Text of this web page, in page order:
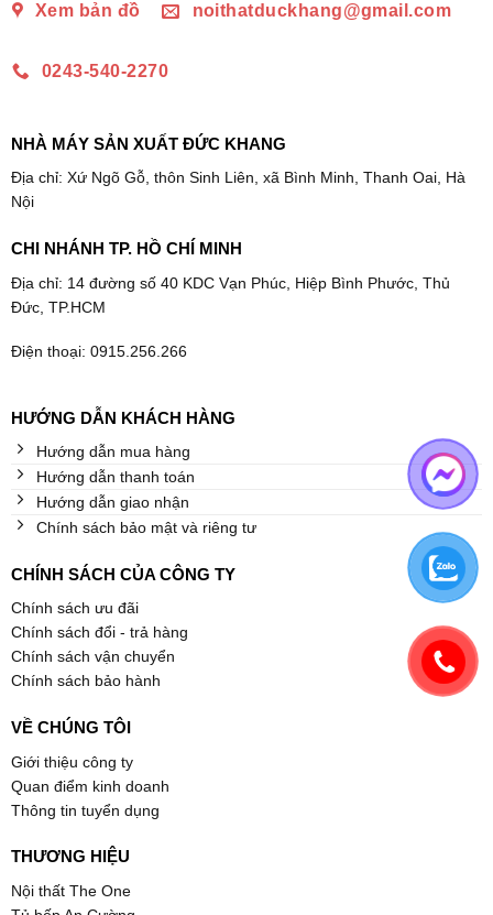
Xem bản đồ
noithatduckhang@gmail.com
0243-540-2270
NHÀ MÁY SẢN XUẤT ĐỨC KHANG
Địa chỉ: Xứ Ngõ Gỗ, thôn Sinh Liên, xã Bình Minh, Thanh Oai, Hà
Nội
CHI NHÁNH TP. HỒ CHÍ MINH
Địa chỉ: 14 đường số 40 KDC Vạn Phúc, Hiệp Bình Phước, Thủ
Đức, TP.HCM
Điện thoại: 0915.256.266
HƯỚNG DẪN KHÁCH HÀNG
Hướng dẫn mua hàng
Hướng dẫn thanh toán
Hướng dẫn giao nhận
Chính sách bảo mật và riêng tư
CHÍNH SÁCH CỦA CÔNG TY
Chính sách ưu đãi
Chính sách đổi - trả hàng
Chính sách vận chuyển
Chính sách bảo hành
VỀ CHÚNG TÔI
Giới thiệu công ty
Quan điểm kinh doanh
Thông tin tuyển dụng
THƯƠNG HIỆU
Nội thất The One